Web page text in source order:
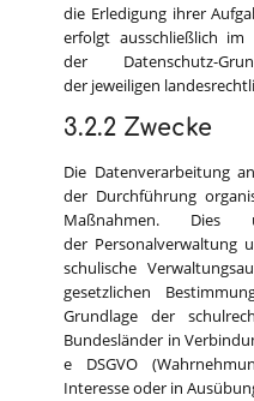
die Erledigung ihrer
erfolgt ausschließlich im
der Datenschutz-
der jeweiligen
3.2.2 Zwecke
Die Datenverarbeitung
der Durchführung
Maßnahmen. Dies
der Personalverwaltung
schulische
gesetzlichen
Grundlage der
Bundesländer in
e DSGVO
Interesse oder in